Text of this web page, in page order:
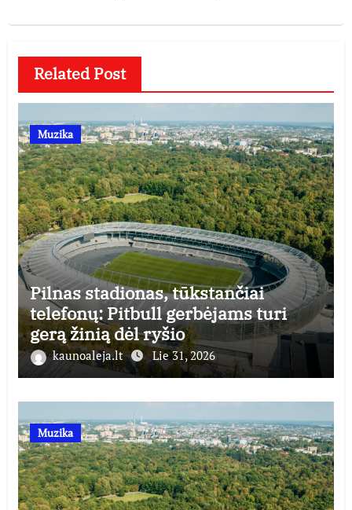
Related Post
Muzika
Pilnas stadionas, tūkstančiai
telefonų: Pitbull gerbėjams turi
gerą žinią dėl ryšio
kaunoaleja.lt Lie 31, 2026
Muzika